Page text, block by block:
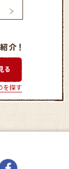
を探す